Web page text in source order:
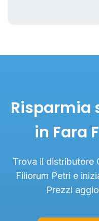
Risparmia
in Fara
Trova il distributore
Filiorum Petri e
Prezzi